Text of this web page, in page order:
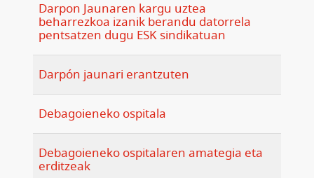
Darpon Jaunaren kargu uztea
beharrezkoa izanik berandu datorrela
pentsatzen dugu ESK sindikatuan
Darpón jaunari erantzuten
Debagoieneko ospitala
Debagoieneko ospitalaren amategia eta
erditzeak